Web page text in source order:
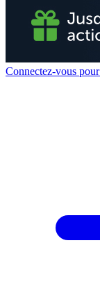
Connectez-vous